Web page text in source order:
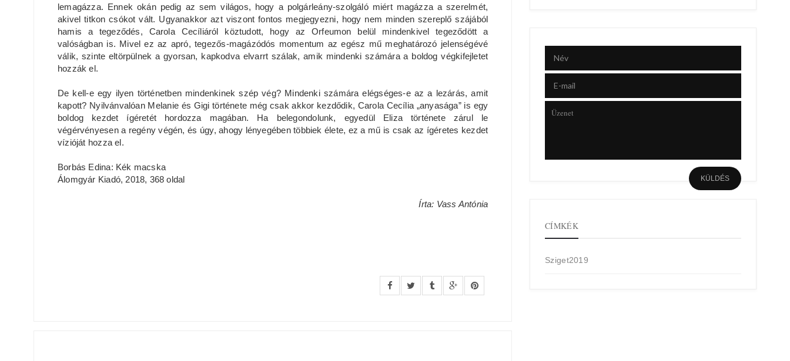
lemagázza. Ennek okán pedig az sem világos, hogy a polgárleány-szolgáló miért magázza a szerelmét,
akivel titkon csókot vált. Ugyanakkor azt viszont fontos megjegyezni, hogy nem minden szereplő szájából
hamis a tegeződés, Carola Cecíliáról köztudott, hogy az Orfeumon belül mindenkivel tegeződött a
valóságban is. Mivel ez az apró, tegezős-magázódós momentum az egész mű meghatározó jelenségévé
válik, szinte eltörpülnek a gyorsan, kapkodva elvarrt szálak, amik mindenki számára a boldog végkifejletet
hozzák el.
De kell-e egy ilyen történetben mindenkinek szép vég? Mindenki számára elégséges-e az a lezárás, amit
kapott? Nyilvánvalóan Melanie és Gigi története még csak akkor kezdődik, Carola Cecília „anyasága” is egy
boldog kezdet ígéretét hordozza magában. Ha belegondolunk, egyedül Eliza története zárul le
végérvényesen a regény végén, és úgy, ahogy lényegében többiek élete, ez a mű is csak az ígéretes kezdet
vízióját hozza el.
Borbás Edina: Kék macska
Álomgyár Kiadó, 2018, 368 oldal
Írta: Vass Antónia
CÍMKÉK
Sziget2019